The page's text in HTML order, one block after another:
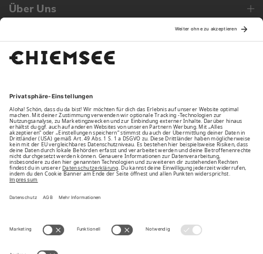
Über Uns
Family
Unsere Vorteile
Unsere Partner